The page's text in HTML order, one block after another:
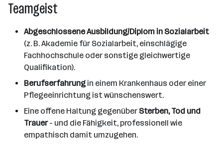
Teamgeist
Abgeschlossene Ausbildung/Diplom in Sozialarbeit
(z. B. Akademie für Sozialarbeit, einschlägige
Fachhochschule oder sonstige gleichwertige
Qualifikation).
Berufserfahrung in einem Krankenhaus oder einer
Pflegeeinrichtung ist wünschenswert.
Eine offene Haltung gegenüber Sterben, Tod und
Trauer- und die Fähigkeit, professionell wie
empathisch damit umzugehen.